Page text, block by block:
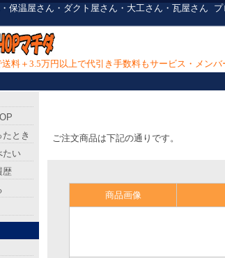
保温屋さん・ダクト屋さん・大工さん・瓦屋さん プ
料＋3.5万円以上で代引き手数料もサービス・メン
ご注文商品は下記の通りです。
商品画像
とき
たい
歴